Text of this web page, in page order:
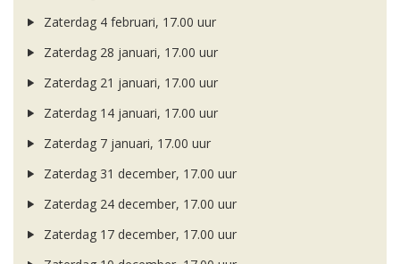
Zaterdag 4 februari, 17.00 uur
Zaterdag 28 januari, 17.00 uur
Zaterdag 21 januari, 17.00 uur
Zaterdag 14 januari, 17.00 uur
Zaterdag 7 januari, 17.00 uur
Zaterdag 31 december, 17.00 uur
Zaterdag 24 december, 17.00 uur
Zaterdag 17 december, 17.00 uur